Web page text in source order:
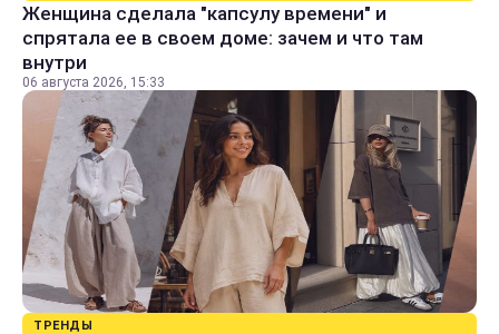
Женщина сделала "капсулу времени" и
спрятала ее в своем доме: зачем и что там
внутри
06 августа 2026, 15:33
ТРЕНДЫ